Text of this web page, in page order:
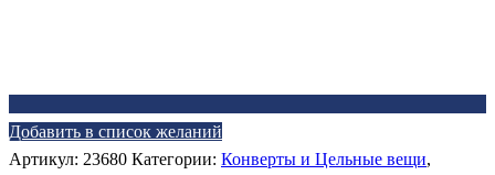
Добавить в список желаний
Артикул: 23680 Категории: Конверты и Цельные вещи,